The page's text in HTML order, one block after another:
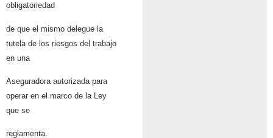
obligatoriedad
de que el mismo delegue la
tutela de los riesgos del trabajo
en una
Aseguradora autorizada para
operar en el marco de la Ley
que se
reglamenta.